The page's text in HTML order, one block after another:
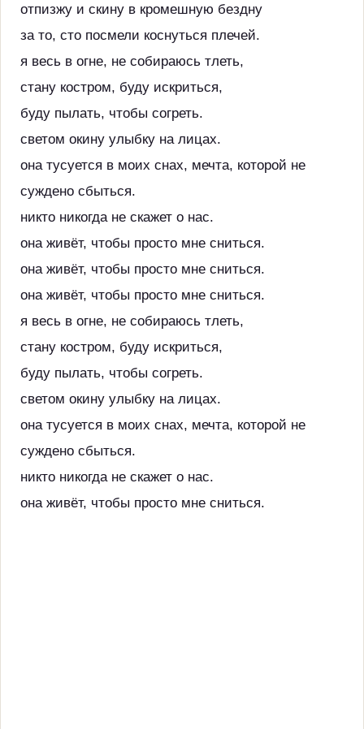
отпизжу и скину в кромешную бездну
за то, сто посмели коснуться плечей.
я весь в огне, не собираюсь тлеть,
стану костром, буду искриться,
буду пылать, чтобы согреть.
светом окину улыбку на лицах.
она тусуется в моих снах, мечта, которой не
суждено сбыться.
никто никогда не скажет о нас.
она живёт, чтобы просто мне сниться.
она живёт, чтобы просто мне сниться.
она живёт, чтобы просто мне сниться.
я весь в огне, не собираюсь тлеть,
стану костром, буду искриться,
буду пылать, чтобы согреть.
светом окину улыбку на лицах.
она тусуется в моих снах, мечта, которой не
суждено сбыться.
никто никогда не скажет о нас.
она живёт, чтобы просто мне сниться.